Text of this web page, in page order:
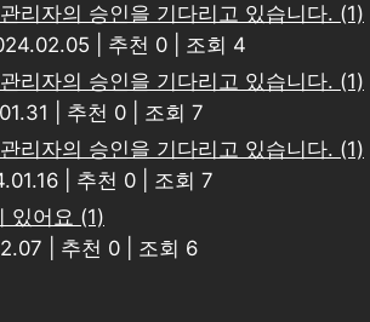
리자의 승인을 기다리고 있습니다. (1)
추천 0 조회 4
리자의 승인을 기다리고 있습니다. (1)
추천 0 조회 7
리자의 승인을 기다리고 있습니다. (1)
추천 0 조회 7
있어요 (1)
추천 0 조회 6